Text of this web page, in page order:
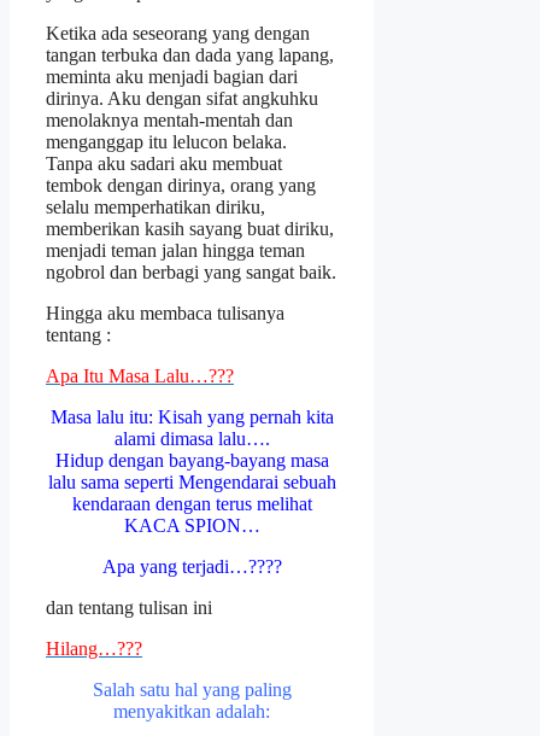
Ketika ada seseorang yang dengan
tangan terbuka dan dada yang lapang,
meminta aku menjadi bagian dari
dirinya. Aku dengan sifat angkuhku
menolaknya mentah-mentah dan
menganggap itu lelucon belaka.
Tanpa aku sadari aku membuat
tembok dengan dirinya, orang yang
selalu memperhatikan diriku,
memberikan kasih sayang buat diriku,
menjadi teman jalan hingga teman
ngobrol dan berbagi yang sangat baik.
Hingga aku membaca tulisanya
tentang :
Apa Itu Masa Lalu…???
Masa lalu itu: Kisah yang pernah kita
alami dimasa lalu….
Hidup dengan bayang-bayang masa
lalu sama seperti Mengendarai sebuah
kendaraan dengan terus melihat
KACA SPION…
Apa yang terjadi…????
dan tentang tulisan ini
Hilang…???
Salah satu hal yang paling
menyakitkan adalah: